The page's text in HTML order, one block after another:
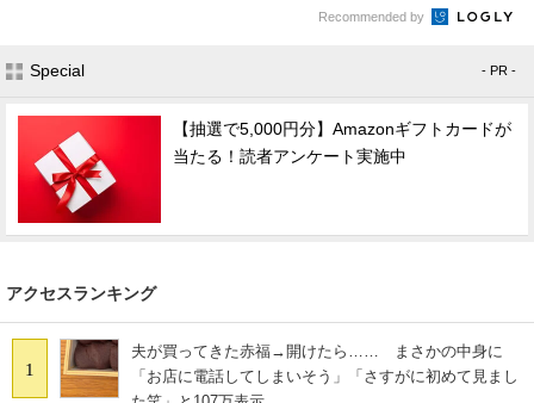
Recommended by
Special - PR -
【抽選で5,000円分】Amazonギフトカードが
当たる！読者アンケート実施中
アクセスランキング
1
夫が買ってきた赤福→開けたら…… まさかの中身に
「お店に電話してしまいそう」「さすがに初めて見まし